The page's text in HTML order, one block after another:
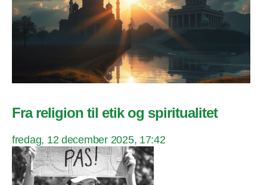
Fra religion til etik og spiritualitet
fredag, 12 december 2025, 17:42